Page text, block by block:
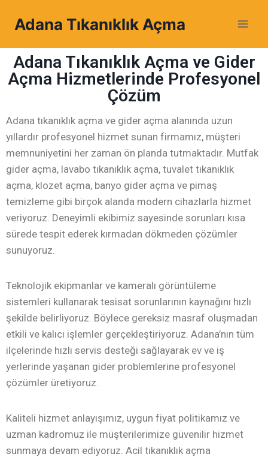
Adana Tıkanıklık Açma
Adana Tıkanıklık Açma ve Gider
Açma Hizmetlerinde Profesyonel
Çözüm
Adana tıkanıklık açma ve gider açma alanında uzun
yıllardır profesyonel hizmet sunan firmamız, müşteri
memnuniyetini her zaman ön planda tutmaktadır. Mutfak
gider açma, lavabo tıkanıklık açma, tuvalet tıkanıklık
açma, klozet açma, banyo gider açma ve pimaş
temizleme gibi birçok alanda modern cihazlarla hizmet
veriyoruz. Deneyimli ekibimiz sayesinde sorunları kısa
sürede tespit ederek kırmadan dökmeden çözümler
sunuyoruz.
Teknolojik ekipmanlar ve kameralı görüntüleme
sistemleri kullanarak tesisat sorunlarının kaynağını hızlı
şekilde belirliyoruz. Böylece gereksiz masraf oluşmadan
etkili ve kalıcı işlemler gerçekleştiriyoruz. Adana’nın tüm
ilçelerinde hızlı servis desteği sağlayarak ev ve iş
yerlerinde yaşanan gider problemlerine profesyonel
çözümler üretiyoruz.
Kaliteli hizmet anlayışımız, uygun fiyat politikamız ve
uzman kadromuz ile müşterilerimize güvenilir hizmet
sunmaya devam ediyoruz. Acil tıkanıklık açma